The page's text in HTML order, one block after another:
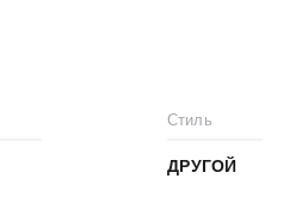
Стиль
ДРУГОЙ